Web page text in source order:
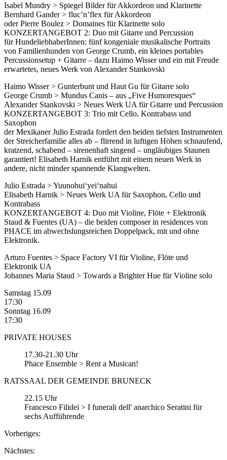
Isabel Mundry > Spiegel Bilder für Akkordeon und Klarinette
Bernhard Gander > fluc’n’flex für Akkordeon
oder Pierre Boulez > Domaines für Klarinette solo
KONZERTANGEBOT 2: Duo mit Gitarre und Percussion
für HundeliebhaberInnen: fünf kongeniale musikalische Portraits
von Familienhunden von George Crumb, ein kleines portables
Percussionsetup + Gitarre – dazu Haimo Wisser und ein mit Freude
erwartetes, neues Werk von Alexander Stankovski
Haimo Wisser > Gunterbunt und Haut Gu für Gitarre solo
George Crumb > Mundus Canis – aus „Five Humoresques“
Alexander Stankovski > Neues Werk UA für Gitarre und Percussion
KONZERTANGEBOT 3: Trio mit Cello, Kontrabass und
Saxophon
der Mexikaner Julio Estrada fordert den beiden tiefsten Instrumenten
der Streicherfamilie alles ab – flirrend in luftigen Höhen schnaufend,
kratzend, schabend – sirenenhaft singend – ungläubiges Staunen
garantiert! Elisabeth Harnik entführt mit einem neuen Werk in
andere, nicht minder spannende Klangwelten.
Julio Estrada > Yuunohui‘yei‘nahui
Elisabeth Harnik > Neues Werk UA für Saxophon, Cello und
Kontrabass
KONZERTANGEBOT 4: Duo mit Violine, Flöte + Elektronik
Staud & Fuentes (UA) – die beiden composer in residences von
PHACE im abwechslungsreichen Doppelpack, mit und ohne
Elektronik.
Arturo Fuentes > Space Factory VI für Violine, Flöte und
Elektronik UA
Johannes Maria Staud > Towards a Brighter Hue für Violine solo
Samstag 15.09
17:30
Sonntag 16.09
17:30
PRIVATE HOUSES
17.30-21.30 Uhr
Phace Ensemble > Rent a Musican!
RATSSAAL DER GEMEINDE BRUNECK
22.15 Uhr
Francesco Filidei > I funerali dell' anarchico Seratini für
sechs Aufführende
Vorheriges:
Nächstes: